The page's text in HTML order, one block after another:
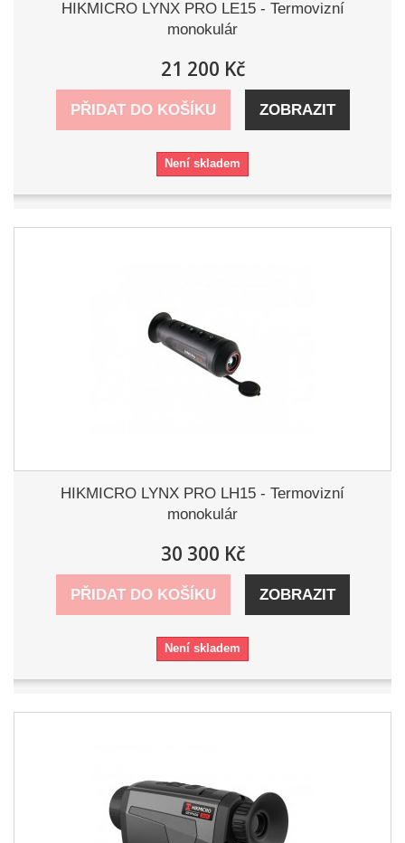
HIKMICRO LYNX PRO LE15 - Termovizní
monokulár
21 200 Kč
PŘIDAT DO KOŠÍKU ZOBRAZIT
Není skladem
HIKMICRO LYNX PRO LH15 - Termovizní
monokulár
30 300 Kč
PŘIDAT DO KOŠÍKU ZOBRAZIT
Není skladem